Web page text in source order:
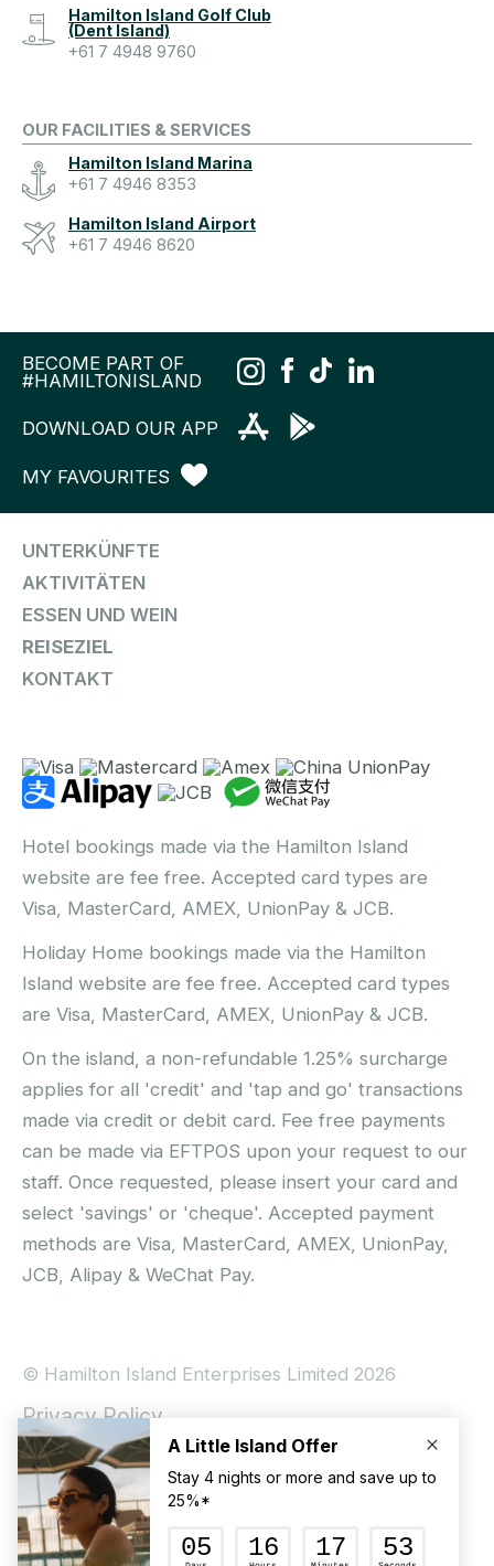
Hamilton Island Golf Club
(Dent Island)
+61 7 4948 9760
OUR FACILITIES & SERVICES
Hamilton Island Marina
+61 7 4946 8353
Hamilton Island Airport
+61 7 4946 8620
BECOME PART OF
#HAMILTONISLAND
DOWNLOAD OUR APP
MY FAVOURITES
UNTERKÜNFTE
AKTIVITÄTEN
ESSEN UND WEIN
REISEZIEL
KONTAKT
Hotel bookings made via the Hamilton Island
website are fee free. Accepted card types are
Visa, MasterCard, AMEX, UnionPay & JCB.
Holiday Home bookings made via the Hamilton
Island website are fee free. Accepted card types
are Visa, MasterCard, AMEX, UnionPay & JCB.
On the island, a non-refundable 1.25% surcharge
applies for all 'credit' and 'tap and go' transactions
made via credit or debit card. Fee free payments
can be made via EFTPOS upon your request to our
staff. Once requested, please insert your card and
select 'savings' or 'cheque'. Accepted payment
methods are Visa, MasterCard, AMEX, UnionPay,
JCB, Alipay & WeChat Pay.
© Hamilton Island Enterprises Limited 2026
Privacy Policy
Booking Conditions
Hamilton Island Soial Terms and Conditions